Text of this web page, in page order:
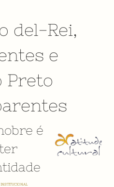
del-Rei,
e
Preto
é
DIGITAL PARTICIPATIVO SOBRE O PATRIMÔNIO